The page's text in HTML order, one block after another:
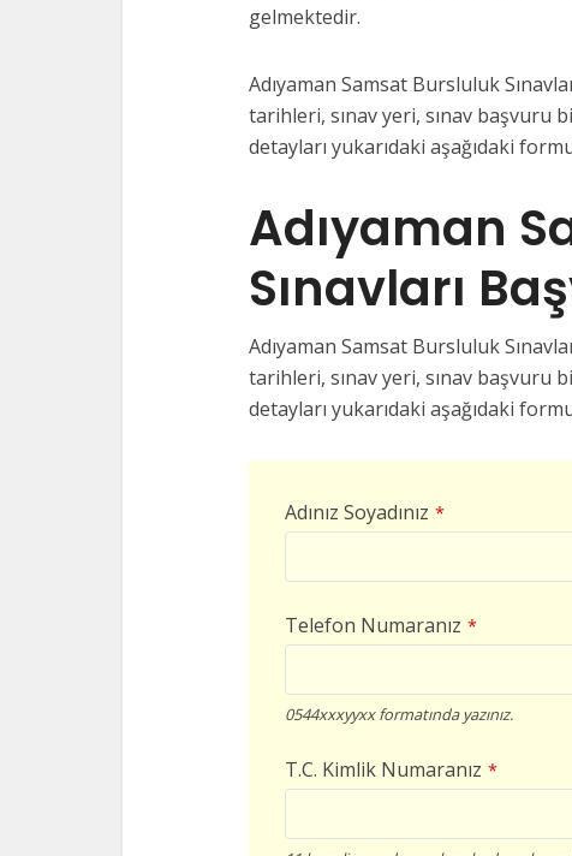
gelmektedir.
Adıyaman Samsat Bursluluk
tarihleri, sınav yeri, sınav başvuru
detayları yukarıdaki aşağıdaki
Adıyaman
Sınavları
Adıyaman Samsat Bursluluk
tarihleri, sınav yeri, sınav başvuru
detayları yukarıdaki aşağıdaki
Adınız Soyadınız *
Telefon Numaranız *
0544xxxyyxx formatında yazınız.
T.C. Kimlik Numaranız *